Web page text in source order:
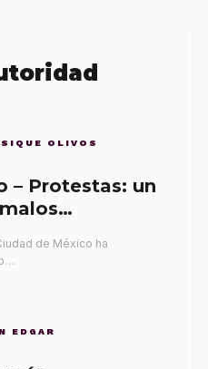
OLIVOS
– Protestas: un
de México ha
EDGAR